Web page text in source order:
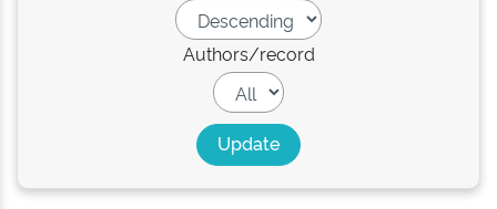
Authors/record